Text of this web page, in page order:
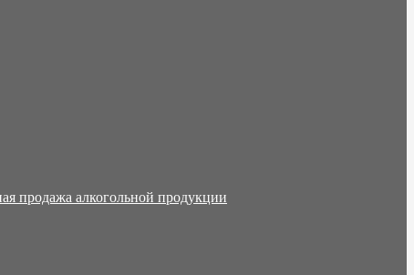
продажа алкогольной продукции